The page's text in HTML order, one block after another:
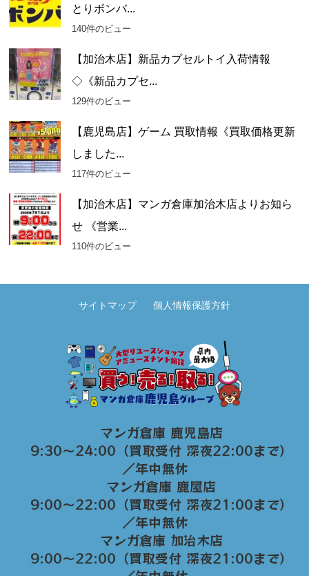
とりボンバ...
140件のビュー
【加治木店】新品カプセルトイ入荷情報
◇《新品カプセ...
129件のビュー
【鹿児島店】ゲーム 買取情報《買取価格更新
しました...
117件のビュー
【加治木店】マンガ倉庫加治木店よりお知ら
せ 《営業...
110件のビュー
サイトマップ 個人情報保護方針
マンガ倉庫 鹿児島店
9:30～24:00（買取受付 深夜22:00まで）
／年中無休
マンガ倉庫 鹿屋店
9:00～22:00（買取受付 深夜21:00まで）
／年中無休
マンガ倉庫 加治木店
9:00〜22:00（買取受付 深夜21:00まで）